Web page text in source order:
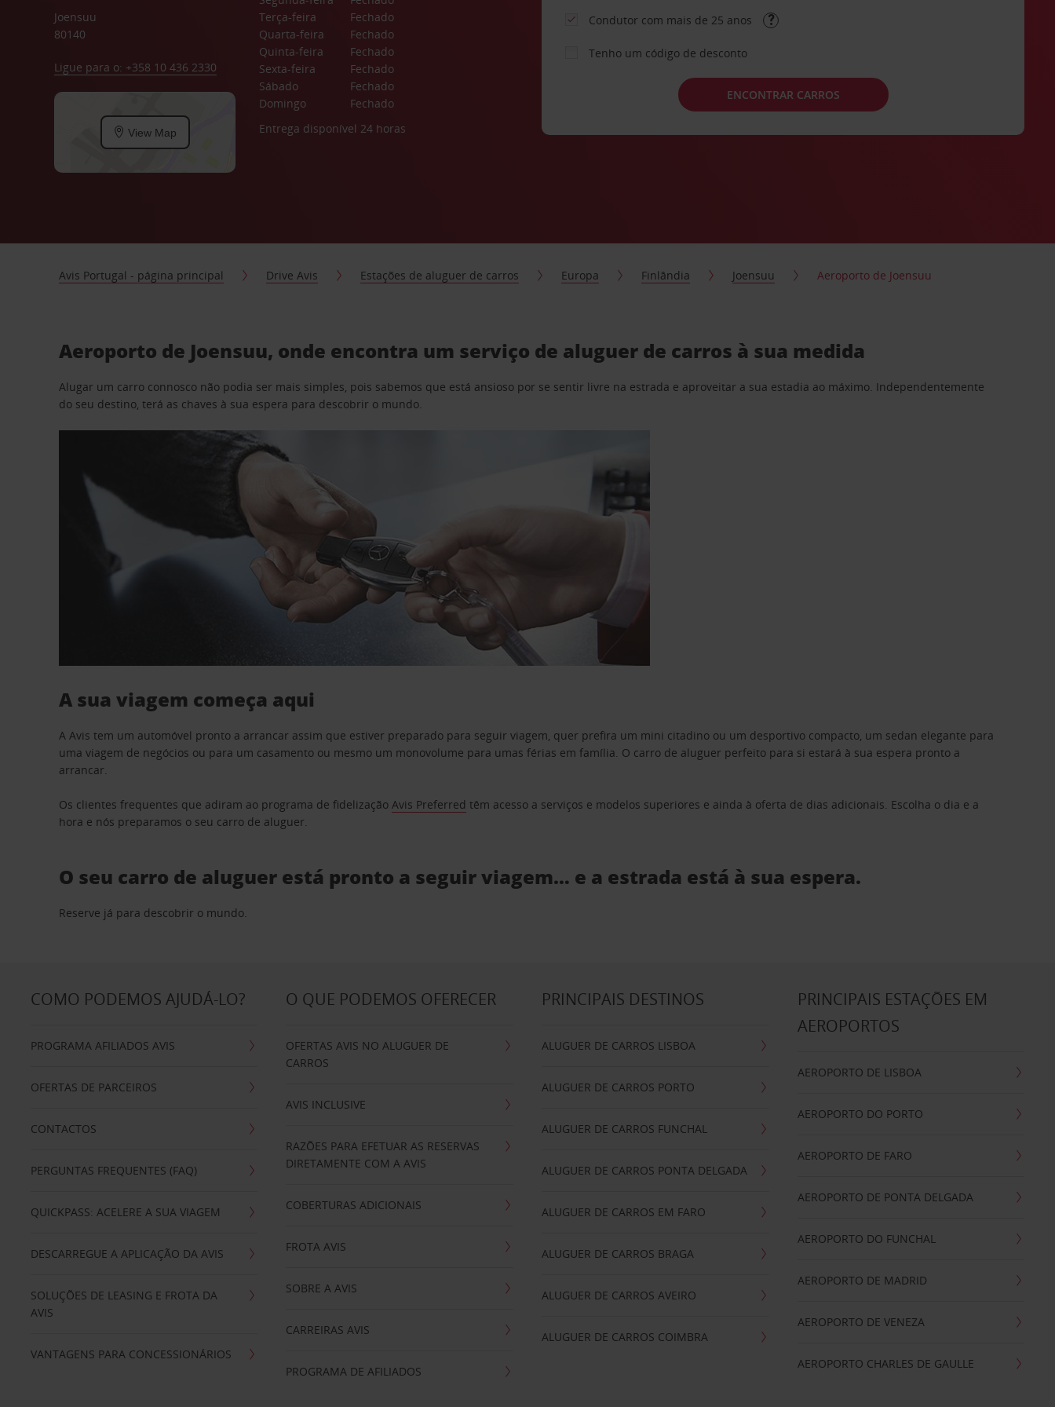
Joensuu
80140
Ligue para o: +358 10 436 2330
View Map
Terça-feira
Fechado
Quarta-feira
Fechado
Quinta-feira
Fechado
Sexta-feira
Fechado
Sábado
Fechado
Domingo
Fechado
Entrega disponível 24 horas
Condutor com mais de 25 anos
Tenho um código de desconto
ENCONTRAR CARROS
Avis Portugal - página principal Drive Avis Estações de aluguer de carros Europa Finlândia Joensuu Aeroporto de Joensuu
Aeroporto de Joensuu, onde encontra um serviço de aluguer de carros à sua medida
Alugar um carro connosco não podia ser mais simples, pois sabemos que está ansioso por se sentir livre na estrada e aproveitar a sua estadia ao máximo. Independentemente
do seu destino, terá as chaves à sua espera para descobrir o mundo.
A sua viagem começa aqui
A Avis tem um automóvel pronto a arrancar assim que estiver preparado para seguir viagem, quer prefira um mini citadino ou um desportivo compacto, um sedan elegante para
uma viagem de negócios ou para um casamento ou mesmo um monovolume para umas férias em família. O carro de aluguer perfeito para si estará à sua espera pronto a
arrancar.
Os clientes frequentes que adiram ao programa de fidelizaçãoAvis Preferred têm acesso a serviços e modelos superiores e ainda à oferta de dias adicionais. Escolha o dia e a
hora e nós preparamos o seu carro de aluguer.
O seu carro de aluguer está pronto a seguir viagem… e a estrada está à sua espera.
Reserve já para descobrir o mundo.
COMO PODEMOS AJUDÁ-LO?
PROGRAMA AFILIADOS AVIS
OFERTAS DE PARCEIROS
CONTACTOS
PERGUNTAS FREQUENTES (FAQ)
QUICKPASS: ACELERE A SUA VIAGEM
DESCARREGUE A APLICAÇÃO DA AVIS
SOLUÇÕES DE LEASING E FROTA DA
AVIS
VANTAGENS PARA CONCESSIONÁRIOS
O QUE PODEMOS OFERECER
OFERTAS AVIS NO ALUGUER DE
CARROS
AVIS INCLUSIVE
RAZÕES PARA EFETUAR AS RESERVAS
DIRETAMENTE COM A AVIS
COBERTURAS ADICIONAIS
FROTA AVIS
SOBRE A AVIS
CARREIRAS AVIS
PROGRAMA DE AFILIADOS
PRINCIPAIS DESTINOS
ALUGUER DE CARROS LISBOA
ALUGUER DE CARROS PORTO
ALUGUER DE CARROS FUNCHAL
ALUGUER DE CARROS PONTA DELGADA
ALUGUER DE CARROS EM FARO
ALUGUER DE CARROS BRAGA
ALUGUER DE CARROS AVEIRO
ALUGUER DE CARROS COIMBRA
PRINCIPAIS ESTAÇÕES EM
AEROPORTOS
AEROPORTO DE LISBOA
AEROPORTO DO PORTO
AEROPORTO DE FARO
AEROPORTO DE PONTA DELGADA
AEROPORTO DO FUNCHAL
AEROPORTO DE MADRID
AEROPORTO DE VENEZA
AEROPORTO CHARLES DE GAULLE